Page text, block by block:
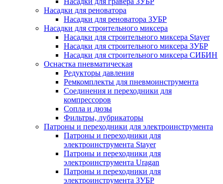
Насадки для реноватора
Насадки для реноватора ЗУБР
Насадки для строительного миксера
Насадки для строительного миксера Stayer
Насадки для строительного миксера ЗУБР
Насадки для строительного миксера СИБИН
Оснастка пневматическая
Редукторы давления
Ремкомплекты для пневмоинструмента
Соединения и переходники для
компрессоров
Сопла и дюзы
Фильтры, лубрикаторы
Патроны и переходники для электроинструмента
Патроны и переходники для
электроинструмента Stayer
Патроны и переходники для
электроинструмента Uragan
Патроны и переходники для
электроинструмента ЗУБР